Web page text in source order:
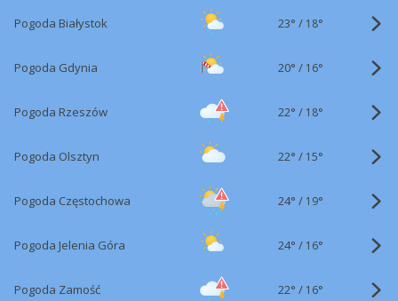
Pogoda Białystok 23° / 18°
Pogoda Gdynia 20° / 16°
Pogoda Rzeszów 22° / 18°
Pogoda Olsztyn 22° / 15°
Pogoda Częstochowa 24° / 19°
Pogoda Jelenia Góra 24° / 16°
Pogoda Zamość 22° / 16°